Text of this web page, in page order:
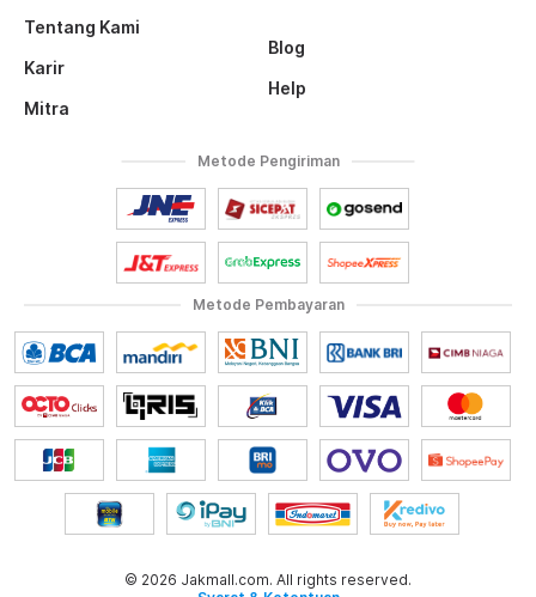
Tentang Kami
Karir
Mitra
Blog
Help
Metode Pembayaran
Metode Pengiriman
© 2026 Jakmall.com. All rights reserved.